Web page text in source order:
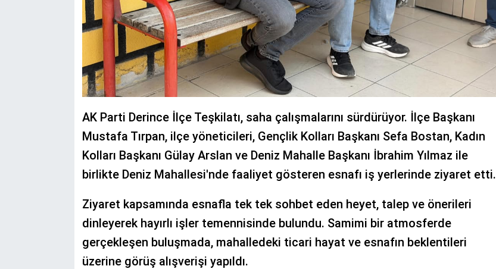
AK Parti Derince İlçe Teşkilatı, saha çalışmalarını sürdürüyor. İlçe Başkanı
Mustafa Tırpan, ilçe yöneticileri, Gençlik Kolları Başkanı Sefa Bostan, Kadın
Kolları Başkanı Gülay Arslan ve Deniz Mahalle Başkanı İbrahim Yılmaz ile
birlikte Deniz Mahallesi'nde faaliyet gösteren esnafı iş yerlerinde ziyaret etti.
Ziyaret kapsamında esnafla tek tek sohbet eden heyet, talep ve önerileri
dinleyerek hayırlı işler temennisinde bulundu. Samimi bir atmosferde
gerçekleşen buluşmada, mahalledeki ticari hayat ve esnafın beklentileri
üzerine görüş alışverişi yapıldı.